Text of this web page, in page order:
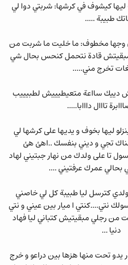
كيشوف في كرشها: شربتي دوا لي
طبيبة .....
وجها مخطوف: ما خليت ما شربت من
مبقيتش قادة نتحمل كنحس بحال شي
تخرج مني.....
دييك سااعة متعيطيييش لطبيييب
تااال دااابا.....
ليها بخوف و يديها على كرشها لي
تجي و ديني بنفسك ..اهئ هئ
تا على ولدك من نهار جبتيني لهاد
بحالي عمرك عرفتيني ....
كترسل ليا طبيبة كل لي خاصني
نتي....كنتي ا ميار بين عيني و نتي
من رجلي مبقيتيش كتباني ليا فهاد
دنيا ...
تحت منها هزها بين دراعو و خرج